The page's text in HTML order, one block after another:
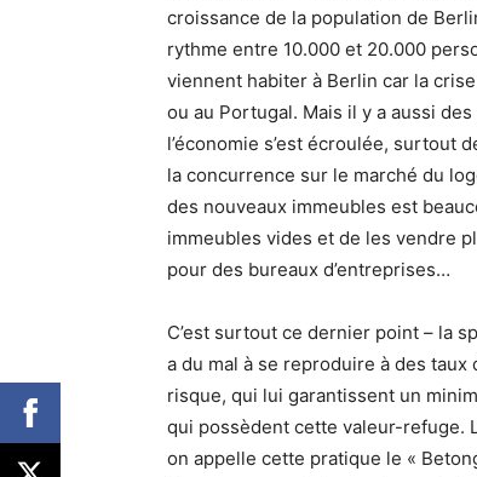
croissance de la population de
rythme entre 10.000 et 20.000
viennent habiter à Berlin car la
ou au Portugal. Mais il y a aussi
l’économie s’est écroulée, surtout
la concurrence sur le marché du
des nouveaux immeubles est
immeubles vides et de les vendre
pour des bureaux d’entreprises…
C’est surtout ce dernier point – la
a du mal à se reproduire à des
risque, qui lui garantissent un
qui possèdent cette valeur-refuge.
on appelle cette pratique le «